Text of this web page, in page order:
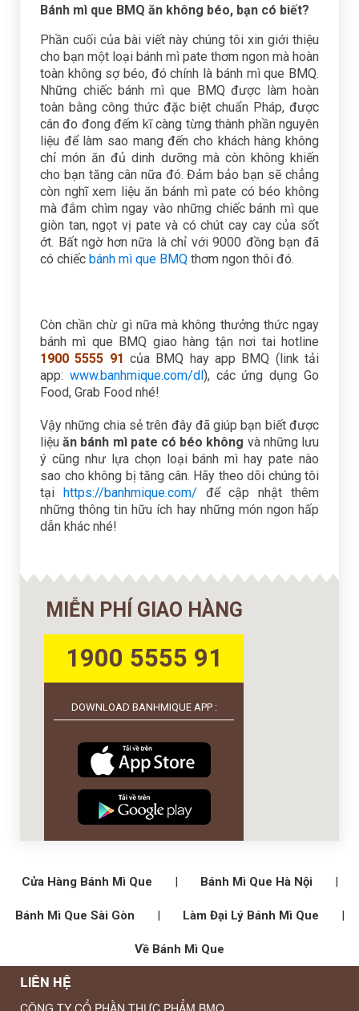
Bánh mì que BMQ ăn không béo, bạn có biết?
Phần cuối của bài viết này chúng tôi xin giới thiệu
cho bạn một loại bánh mì pate thơm ngon mà hoàn
toàn không sợ béo, đó chính là bánh mì que BMQ.
Những chiếc bánh mì que BMQ được làm hoàn
toàn bằng công thức đặc biệt chuẩn Pháp, được
cân đo đong đếm kĩ càng từng thành phần nguyên
liệu để làm sao mang đến cho khách hàng không
chỉ món ăn đủ dinh dưỡng mà còn không khiến
cho bạn tăng cân nữa đó. Đảm bảo bạn sẽ chẳng
còn nghĩ xem liệu ăn bánh mì pate có béo không
mà đắm chìm ngay vào những chiếc bánh mì que
giòn tan, ngọt vị pate và có chút cay cay của sốt
ớt. Bất ngờ hơn nữa là chỉ với 9000 đồng bạn đã
có chiếc bánh mì que BMQ thơm ngon thôi đó.
Còn chần chừ gì nữa mà không thưởng thức ngay
bánh mì que BMQ giao hàng tận nơi tai hotline
1900 5555 91 của BMQ hay app BMQ (link tải
app: www.banhmique.com/dl ), các ứng dụng Go
Food, Grab Food nhé!
Vậy những chia sẻ trên đây đã giúp bạn biết được
liệuăn bánh mì pate có béo không và những lưu
ý cũng như lựa chọn loại bánh mì hay pate nào
sao cho không bị tăng cân. Hãy theo dõi chúng tôi
tại
https://banhmique.com/ để cập nhật thêm
những thông tin hữu ích hay những món ngon hấp
dẫn khác nhé!
MIỄN PHÍ GIAO HÀNG
1900 5555 91
DOWNLOAD BANHMIQUE APP :
Cửa Hàng Bánh Mì Que | Bánh Mì Que Hà Nội |
Bánh Mì Que Sài Gòn | Làm Đại Lý Bánh Mì Que |
Về Bánh Mì Que
LIÊN HỆ